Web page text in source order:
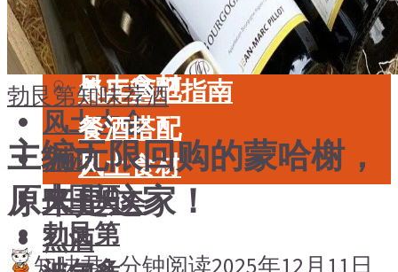
餐厅酒吧指南
餐酒搭配
风土食材
风土大会
烈酒
中国酒
勃艮第
品鉴专栏
美食
餐厅酒吧指南
餐酒搭配
风土食材
风土大会
烈酒
勃艮第知味荐酒
主编无限回购的蒙哈榭，
原来是这家！
知味君1 分钟阅读2025年12月11日